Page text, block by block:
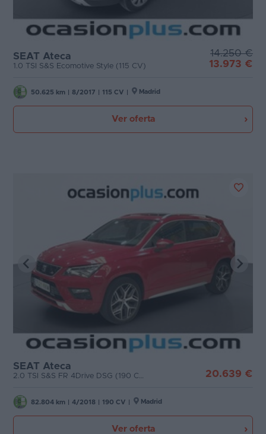
SEAT Ateca
1.0 TSI S&S Ecomotive Style (115 CV)
14.250 €
13.973 €
50.625 km 8/2017 115 CV Madrid
Ver oferta
SEAT Ateca
2.0 TSI S&S FR 4Drive DSG (190 CV) 20.639 €
82.804 km 4/2018 190 CV Madrid
Ver oferta